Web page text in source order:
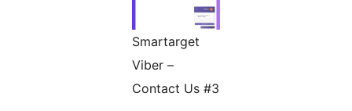
Smartarget
Viber –
Contact Us #3